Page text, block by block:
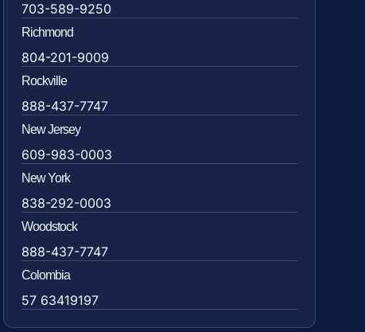
703-589-9250
Richmond
804-201-9009
Rockville
888-437-7747
New Jersey
609-983-0003
New York
838-292-0003
Woodstock
888-437-7747
Colombia
57 63419197